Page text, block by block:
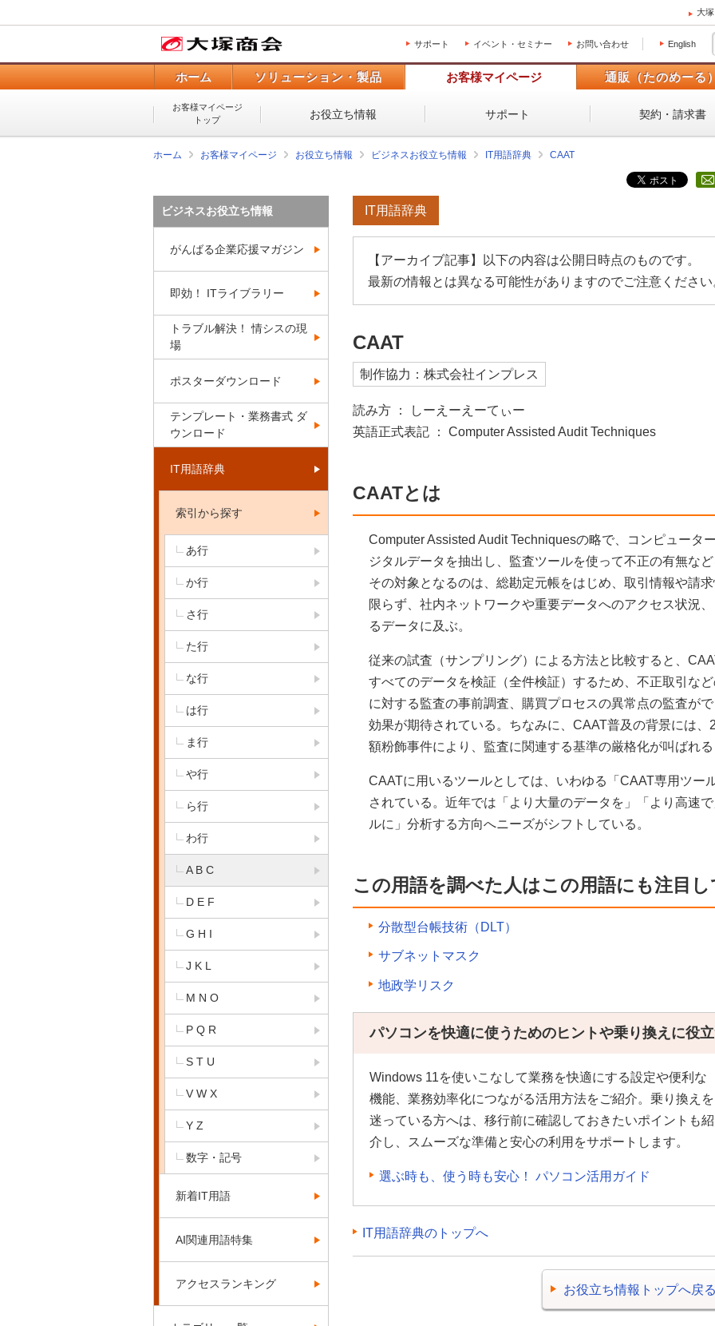
大
サポート イベント・セミナー お問い合わせ English
ホーム ソリューション・製品 お客様マイページ 通販（たのめーる
お客様マイページ
トップ
お役立ち情報 サポート 契約・請求書
ホーム お客様マイページ お役立ち情報 ビジネスお役立ち情報 IT用語辞典 CAAT
IT用語辞典
【アーカイブ記事】以下の内容は公開日時点のものです。
最新の情報とは異なる可能性がありますのでご注意ください
CAAT
制作協力：株式会社インプレス
読み方 ： しーえーえーてぃー
英語正式表記 ： Computer Assisted Audit Techniques
CAATとは
Computer Assisted Audit Techniquesの略で、コンピュータ
ジタルデータを抽出し、監査ツールを使って不正の有無な
その対象となるのは、総勘定元帳をはじめ、取引情報や請
限らず、社内ネットワークや重要データへのアクセス状況
るデータに及ぶ。
従来の試査（サンプリング）による方法と比較すると、
すべてのデータを検証（全件検証）するため、不正取引な
に対する監査の事前調査、購買プロセスの異常点の監査が
効果が期待されている。ちなみに、CAAT普及の背景には
額粉飾事件により、監査に関連する基準の厳格化が叫ばれ
CAATに用いるツールとしては、いわゆる「CAAT専用ツー
されている。近年では「より大量のデータを」「より高速
ルに」分析する方向へニーズがシフトしている。
この用語を調べた人はこの用語にも注目
分散型台帳技術（DLT）
サブネットマスク
地政学リスク
パソコンを快適に使うためのヒントや乗り換えに役
Windows 11を使いこなして業務を快適にする設定や便利な
機能、業務効率化につながる活用方法をご紹介。乗り換えを
迷っている方へは、移行前に確認しておきたいポイントも紹
介し、スムーズな準備と安心の利用をサポートします。
選ぶ時も、使う時も安心！ パソコン活用ガイド
IT用語辞典のトップへ
お役立ち情報トップへ戻
ビジネスお役立ち情報
がんばる企業応援マガジン
即効！ ITライブラリー
トラブル解決！ 情シスの現
場
ポスターダウンロード
テンプレート・業務書式 ダ
ウンロード
IT用語辞典
索引から探す
あ行
か行
さ行
た行
な行
は行
ま行
や行
ら行
わ行
A B C
D E F
G H I
J K L
M N O
P Q R
S T U
V W X
Y Z
数字・記号
新着IT用語
AI関連用語特集
アクセスランキング